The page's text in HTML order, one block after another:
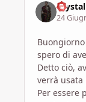
24
spero di
Detto ciò,
verrà usata
Per essere